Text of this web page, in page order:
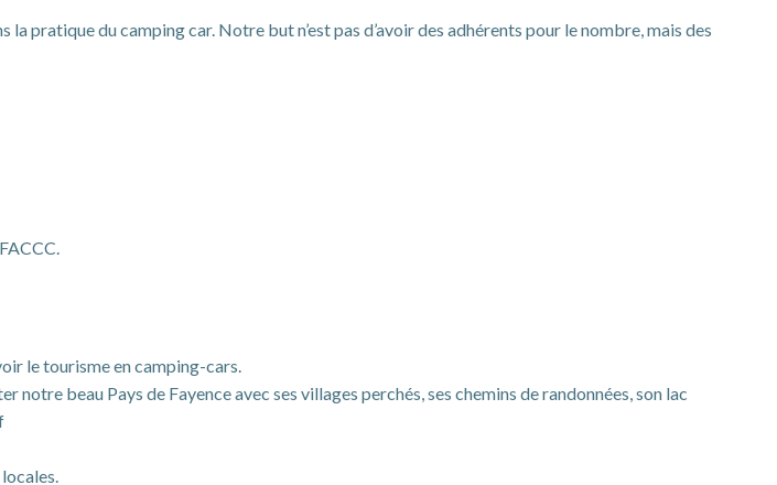
pratique du camping car. Notre but n’est pas d’avoir des adhérents pour le nombre, mais des
le tourisme en camping-cars.
beau Pays de Fayence avec ses villages perchés, ses chemins de randonnées, son lac